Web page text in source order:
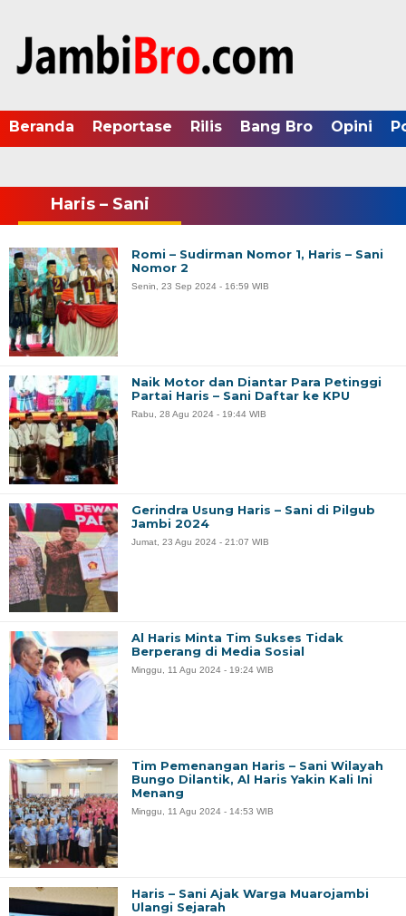
Beranda Reportase Rilis Bang Bro Opini
Haris – Sani
Romi – Sudirman Nomor 1, Haris – Sani
Nomor 2
Senin, 23 Sep 2024 - 16:59 WIB
Naik Motor dan Diantar Para Petinggi
Partai Haris – Sani Daftar ke KPU
Rabu, 28 Agu 2024 - 19:44 WIB
Gerindra Usung Haris – Sani di Pilgub
Jambi 2024
Jumat, 23 Agu 2024 - 21:07 WIB
Al Haris Minta Tim Sukses Tidak
Berperang di Media Sosial
Minggu, 11 Agu 2024 - 19:24 WIB
Tim Pemenangan Haris – Sani Wilayah
Bungo Dilantik, Al Haris Yakin Kali Ini
Menang
Minggu, 11 Agu 2024 - 14:53 WIB
Haris – Sani Ajak Warga Muarojambi
Ulangi Sejarah